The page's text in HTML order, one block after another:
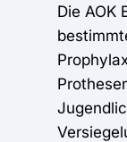
Die AOK